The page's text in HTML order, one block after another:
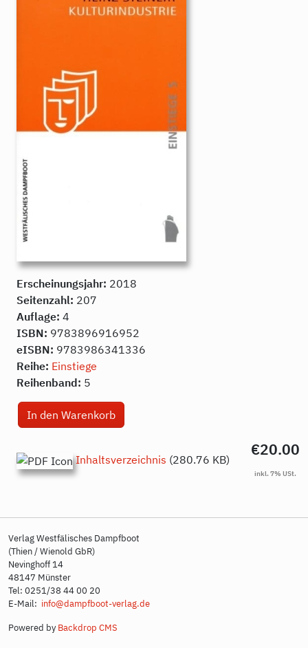
Erscheinungsjahr: 2018
Seitenzahl: 207
Auflage: 4
ISBN: 9783896916952
eISBN: 9783986341336
Reihe: Einstiege
Reihenband: 5
€20.00
Inhaltsverzeichnis (280.76 KB)
Verlag Westfälisches Dampfboot
(Thien / Wienold GbR)
Nevinghoff 14
48147 Münster
Tel: 0251/38 44 00 20
E-Mail: info@dampfboot-verlag.de
Powered by Backdrop CMS